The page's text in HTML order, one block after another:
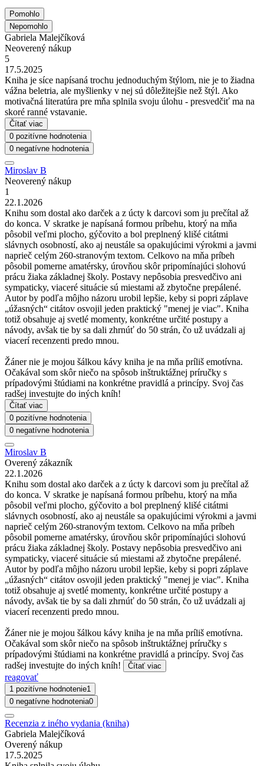
Pomohlo
Nepomohlo
Gabriela Malejčíková
Neoverený nákup
5
17.5.2025
Kniha je síce napísaná trochu jednoduchým štýlom, nie je to žiadna
vážna beletria, ale myšlienky v nej sú dôležitejšie než štýl. Ako
motivačná literatúra pre mňa splnila svoju úlohu - presvedčiť ma na
skoré ranné vstavanie.
Čítať viac
0 pozitívne hodnotenia
0 negatívne hodnotenia
Miroslav B
Neoverený nákup
1
22.1.2026
Knihu som dostal ako darček a z úcty k darcovi som ju prečítal až
do konca. V skratke je napísaná formou príbehu, ktorý na mňa
pôsobil veľmi plocho, gýčovito a bol preplnený klišé citátmi
slávnych osobností, ako aj neustále sa opakujúcimi výrokmi a javmi
naprieč celým 260-stranovým textom. Celkovo na mňa príbeh
pôsobil pomerne amatérsky, úrovňou skôr pripomínajúci slohovú
prácu žiaka základnej školy. Postavy nepôsobia presvedčivo ani
sympaticky, viaceré situácie sú miestami až zbytočne prepálené.
Autor by podľa môjho názoru urobil lepšie, keby si popri záplave
„úžasných“ citátov osvojil jeden praktický "menej je viac". Kniha
totiž obsahuje aj svetlé momenty, konkrétne určité postupy a
návody, avšak tie by sa dali zhrnúť do 50 strán, čo už uvádzali aj
viacerí recenzenti predo mnou.
Žáner nie je mojou šálkou kávy kniha je na mňa príliš emotívna.
Očakával som skôr niečo na spôsob inštruktážnej príručky s
prípadovými štúdiami na konkrétne pravidlá a princípy. Svoj čas
radšej investujte do iných kníh!
Čítať viac
0 pozitívne hodnotenia
0 negatívne hodnotenia
Miroslav B
Overený zákazník
22.1.2026
Knihu som dostal ako darček a z úcty k darcovi som ju prečítal až
do konca. V skratke je napísaná formou príbehu, ktorý na mňa
pôsobil veľmi plocho, gýčovito a bol preplnený klišé citátmi
slávnych osobností, ako aj neustále sa opakujúcimi výrokmi a javmi
naprieč celým 260-stranovým textom. Celkovo na mňa príbeh
pôsobil pomerne amatérsky, úrovňou skôr pripomínajúci slohovú
prácu žiaka základnej školy. Postavy nepôsobia presvedčivo ani
sympaticky, viaceré situácie sú miestami až zbytočne prepálené.
Autor by podľa môjho názoru urobil lepšie, keby si popri záplave
„úžasných“ citátov osvojil jeden praktický "menej je viac". Kniha
totiž obsahuje aj svetlé momenty, konkrétne určité postupy a
návody, avšak tie by sa dali zhrnúť do 50 strán, čo už uvádzali aj
viacerí recenzenti predo mnou.
Žáner nie je mojou šálkou kávy kniha je na mňa príliš emotívna.
Očakával som skôr niečo na spôsob inštruktážnej príručky s
prípadovými štúdiami na konkrétne pravidlá a princípy. Svoj čas
radšej investujte do iných kníh!
Čítať viac
reagovať
1 pozitívne hodnotenie1
0 negatívne hodnotenia0
Recenzia z iného vydania (kniha)
Gabriela Malejčíková
Overený nákup
17.5.2025